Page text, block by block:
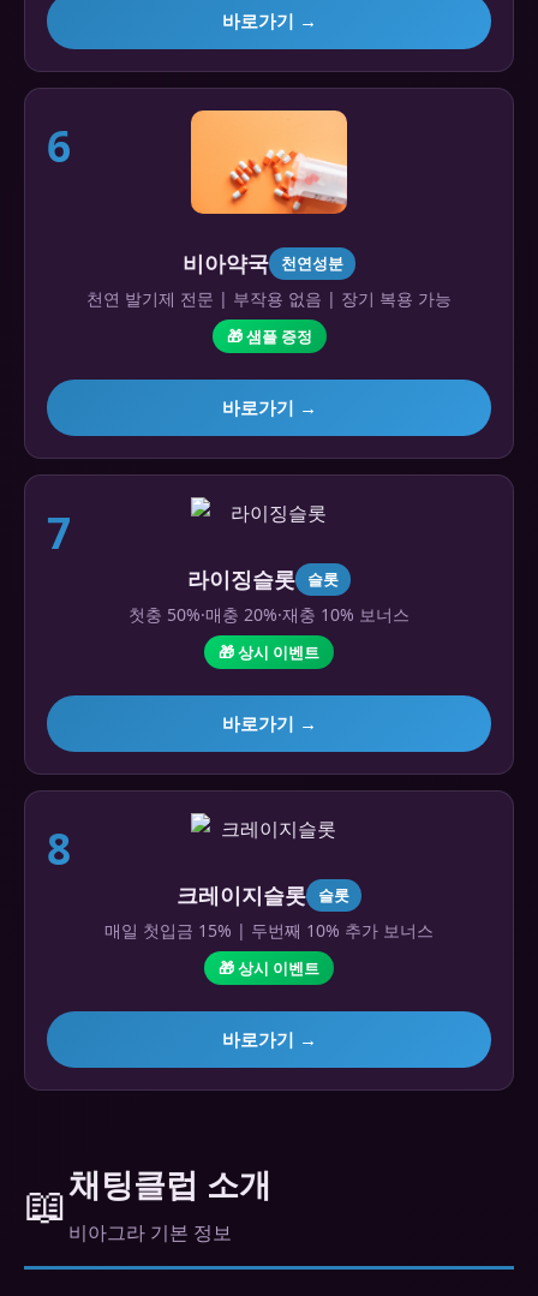
바로가기 →
6
비아약국 천연성분
천연 발기제 전문 | 부작용 없음 | 장기 복용 가능
🎁 샘플 증정
바로가기 →
7
라이징슬롯 슬롯
첫충 50%·매충 20%·재충 10% 보너스
🎁 상시 이벤트
바로가기 →
8
크레이지슬롯 슬롯
매일 첫입금 15% | 두번째 10% 추가 보너스
🎁 상시 이벤트
바로가기 →
📖채팅클럽 소개
비아그라 기본 정보